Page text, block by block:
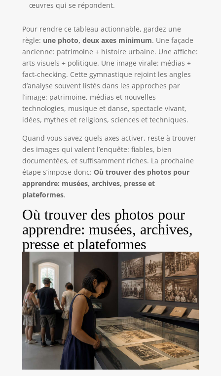
œuvres qui se répondent.
Pour rendre ce tableau actionnable, gardez une
règle: une photo, deux axes minimum. Une façade
ancienne: patrimoine + histoire urbaine. Une affiche:
arts visuels + politique. Une image virale: médias +
fact-checking. Cette gymnastique rejoint les angles
d’analyse souvent listés dans les approches par
l’image: patrimoine, médias et nouvelles
technologies, musique et danse, spectacle vivant,
idées, mythes et religions, sciences et techniques.
Quand vous savez quels axes activer, reste à trouver
des images qui valent l’enquête: fiables, bien
documentées, et suffisamment riches. La prochaine
étape s’impose donc: Où trouver des photos pour
apprendre: musées, archives, presse et
plateformes.
Où trouver des photos pour
apprendre: musées, archives,
presse et plateformes